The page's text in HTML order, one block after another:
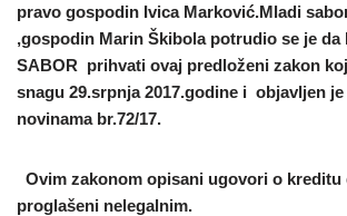
pravo gospodin Ivica Marković.Mladi
,gospodin Marin Škibola potrudio se je da
SABOR prihvati ovaj predloženi zakon
snagu 29.srpnja 2017.godine i objavljen
novinama br.72/17.
Ovim zakonom opisani ugovori o kreditu
proglašeni nelegalnim.